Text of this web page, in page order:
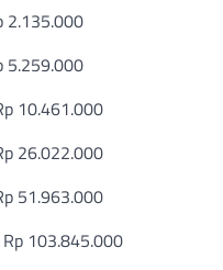
2.135.000
5.259.000
10.461.000
26.022.000
51.963.000
103.845.000